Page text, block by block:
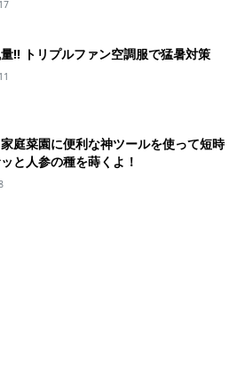
!! トリプルファン空調服で猛暑対策
庭菜園に便利な神ツールを使って短時
と人参の種を蒔くよ！